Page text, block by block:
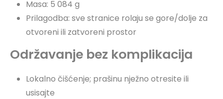
Masa: 5 084 g
Prilagodba: sve stranice rolaju se gore/dolje za
otvoreni ili zatvoreni prostor
Održavanje bez komplikacija
Lokalno čišćenje; prašinu nježno otresite ili
usisajte